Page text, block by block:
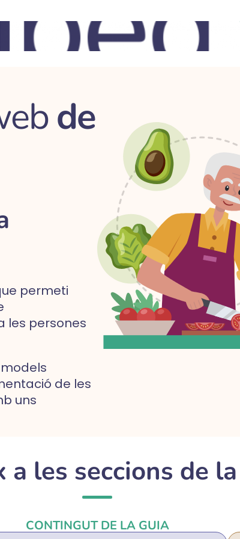
de
permeti
les persones
de les
uns
a les seccions de
CONTINGUT DE LA GUIA